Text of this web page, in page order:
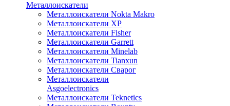
Металлоискатели
Металлоискатели Nokta Makro
Металлоискатели XP
Металлоискатели Fisher
Металлоискатели Garrett
Металлоискатели Minelab
Металлоискатели Tianxun
Металлоискатели Сварог
Металлоискатели
Asgoelectronics
Металлоискатели Teknetics